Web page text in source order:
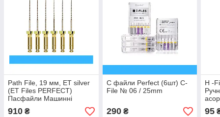
Path File, 19 мм, ET silver
(ET Files PERFECT)
Пасфайли Машинні
сталеві файли, 6 шт
910 ₴
С файли Perfect (6шт) C-
File № 06 / 25mm
290₴
H -
95